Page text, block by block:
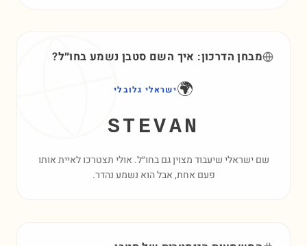
מבחן הדרכון: איך השם סטבן נשמע בחו״ל?
🌍ישראלי גלובלי
STEVAN
שם ישראלי שיעבוד מצוין גם בחו״ל. אולי תצטרכו לאיית אותו
פעם אחת, אבל הוא נשמע נהדר.